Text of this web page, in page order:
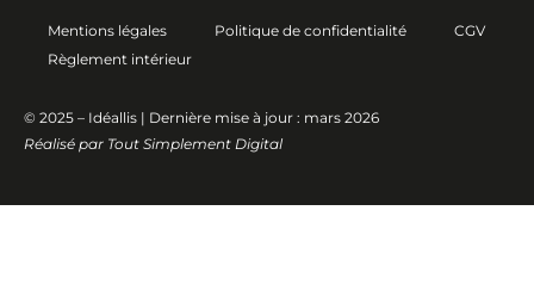
© 2025 – Idéallis | Dernière mise à jour : mars 2026
Réalisé par Tout Simplement Digital
Mentions légales Politique de confidentialité
CGV
Règlement intérieur